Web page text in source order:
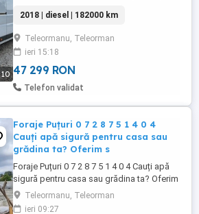
10
Lungime 4.10m ( podea util ) -Pilot
automat -Computer bord -Navi mare -
Camera video -Proiectoare ceata -geamuri
electrice -Oglinzi electrice -Masina merge
foarte bine !!! -Pret ...
2018 | diesel | 182000 km
Teleormanu, Teleorman
ieri 15:18
47 299 RON
Telefon validat
Foraje Puțuri 0 7 2 8 7 5 1 4 0 4
Cauți apă sigură pentru casa sau
grădina ta? Oferim s
Foraje Puțuri 0 7 2 8 7 5 1 4 0 4 Cauți apă
sigură pentru casa sau grădina ta? Oferim
servicii complete de: Foraje puțuri
Denisipări Curățări și întrețineri puțuri
Teleormanu, Teleorman
ieri 09:27